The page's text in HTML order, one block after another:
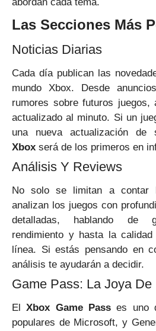
Las Secciones Más
Noticias Diarias
Cada día publican las
mundo Xbox. Desde
rumores sobre futuros juegos,
actualizado al minuto. Si un
una nueva actualización de
Xbox será de los primeros en
Análisis Y Reviews
No solo se limitan a contar
analizan los juegos con
detalladas, hablando de
rendimiento y hasta la
línea. Si estás pensando en
análisis te ayudarán a decidir.
Game Pass: La Joya De
ElXbox Game Pass es uno
populares de Microsoft, y